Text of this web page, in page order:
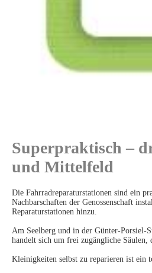
Superpraktisch –
und Mittelfeld
Die Fahrradreparaturstationen sind ein
Nachbarschaften der Genossenschaft
Reparaturstationen hinzu.
Am Seelberg und in der Günter-Porsiel-
handelt sich um frei zugängliche
Kleinigkeiten selbst zu reparieren ist ein